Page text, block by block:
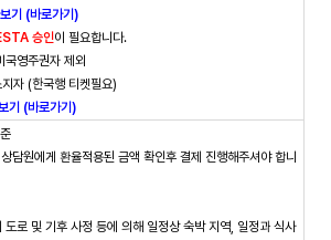
기 (바로가기)
승인이 필요합니다.
영주권자 제외
자 (한국행 티켓필요)
기 (바로가기)
담원에게 환율적용된 금액 확인후 결제 진행해주셔야 합니
도로 및 기후 사정 등에 의해 일정상 숙박 지역, 일정과 식사